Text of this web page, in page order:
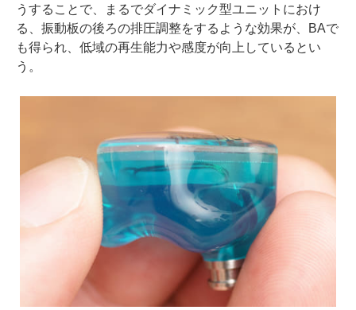
うすることで、まるでダイナミック型ユニットにおけ
る、振動板の後ろの排圧調整をするような効果が、BAで
も得られ、低域の再生能力や感度が向上しているとい
う。